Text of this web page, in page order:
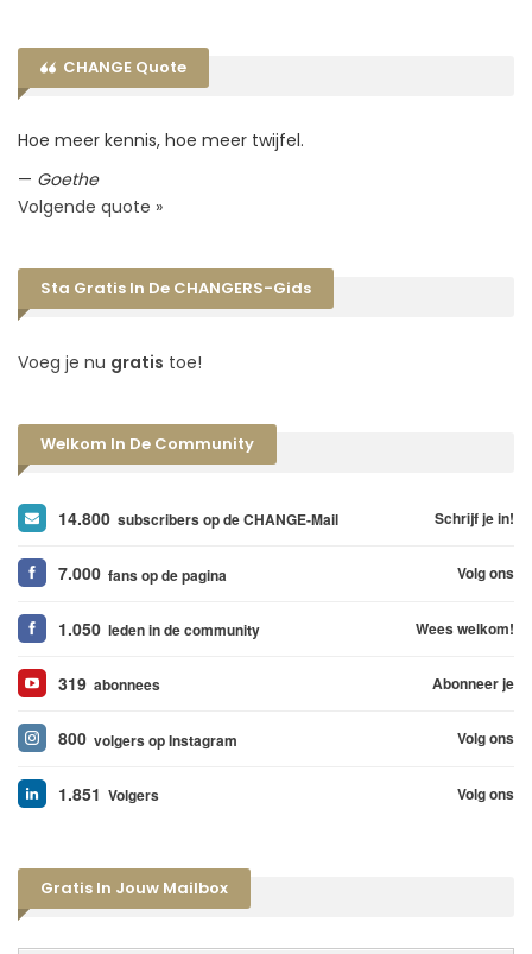
CHANGE Quote
Hoe meer kennis, hoe meer twijfel.
— Goethe
Volgende quote »
Sta Gratis In De CHANGERS-Gids
Voeg je nu gratis toe!
Welkom In De Community
14.800 subscribers op de CHANGE-Mail Schrijf je in!
7.000 fans op de pagina Volg ons
1.050 leden in de community Wees welkom!
319 abonnees Abonneer je
800 volgers op Instagram Volg ons
1.851 Volgers Volg ons
Gratis In Jouw Mailbox